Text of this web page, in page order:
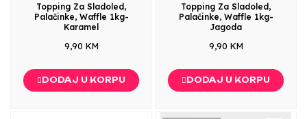
Topping Za Sladoled,
Palačinke, Waffle 1kg-
Karamel
9,90 KM
DODAJ U KORPU
Topping Za Sladoled,
Palačinke, Waffle 1kg-
Jagoda
9,90 KM
DODAJ U KORPU